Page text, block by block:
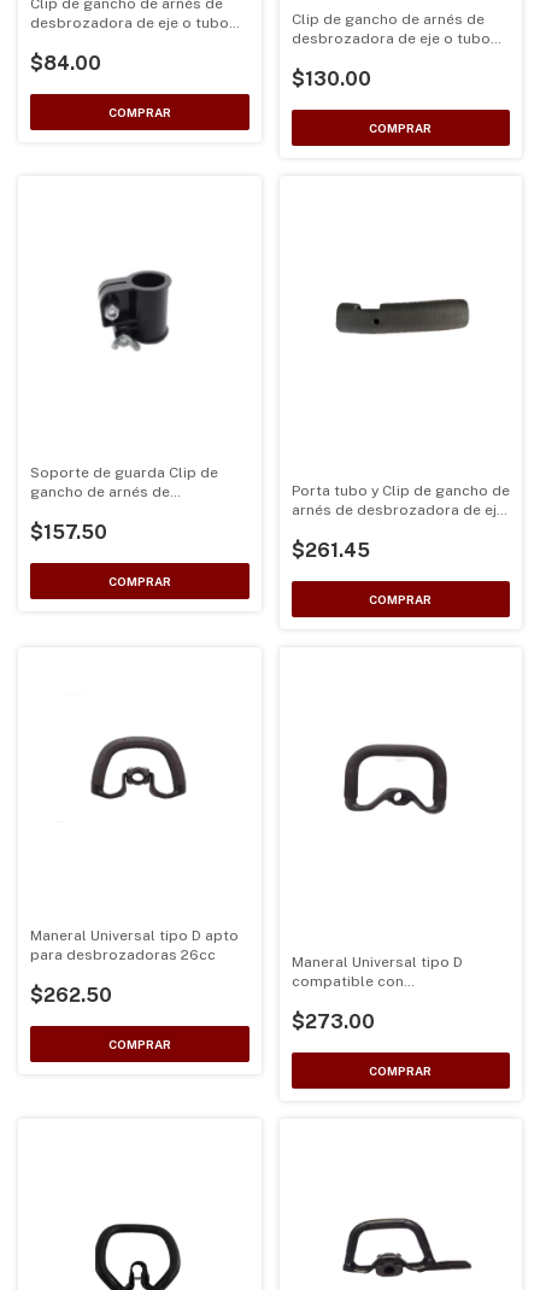
Clip de gancho de arnés de
desbrozadora de eje o tubo
35mm ojo para gancho 10mm
$84.00
Clip de gancho de arnés de
desbrozadora de eje o tubo
husqvarna
$130.00
Soporte de guarda Clip de
gancho de arnés de
de 26mm medidas 60mm x
$157.50
Porta tubo y Clip de gancho de
arnés de desbrozadora de eje
husqvarna para 143rii
$261.45
Maneral Universal tipo D apto
para desbrozadoras 26cc
$262.50
Maneral Universal tipo D
compatible con
26cc Des-30cc
$273.00